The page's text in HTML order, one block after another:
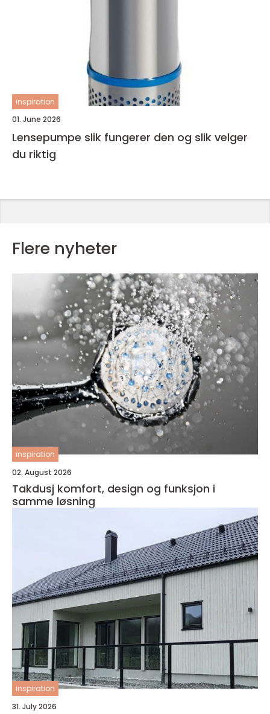
inspiration
01. June 2026
Lensepumpe slik fungerer den og slik velger
du riktig
Flere nyheter
inspiration
02. August 2026
Takdusj komfort, design og funksjon i
samme løsning
inspiration
31. July 2026